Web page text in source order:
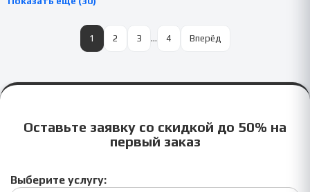
1 2 3 … 4 Вперёд
Оставьте заявку со скидкой до 50% на
первый заказ
Выберите услугу: